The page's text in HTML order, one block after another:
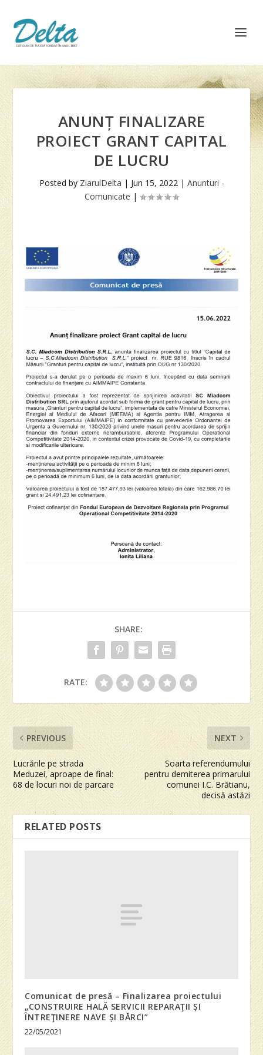
ANUNȚ FINALIZARE
PROIECT GRANT CAPITAL
DE LUCRU
Posted by ZiarulDelta | Jun 15, 2022| Anunturi -
Comunicate |
SHARE:
RATE:
PREVIOUS
Lucrările pe strada
Meduzei, aproape de final:
68 de locuri noi de parcare
NEXT
Soarta referendumului
pentru demiterea primarului
comunei I.C. Brătianu,
decisă astăzi
RELATED POSTS
Comunicat de presă – Finalizarea proiectului
„CONSTRUIRE HALĂ SERVICII REPARAŢII ȘI
ÎNTREŢINERE NAVE ȘI BĂRCI”
22/05/2021